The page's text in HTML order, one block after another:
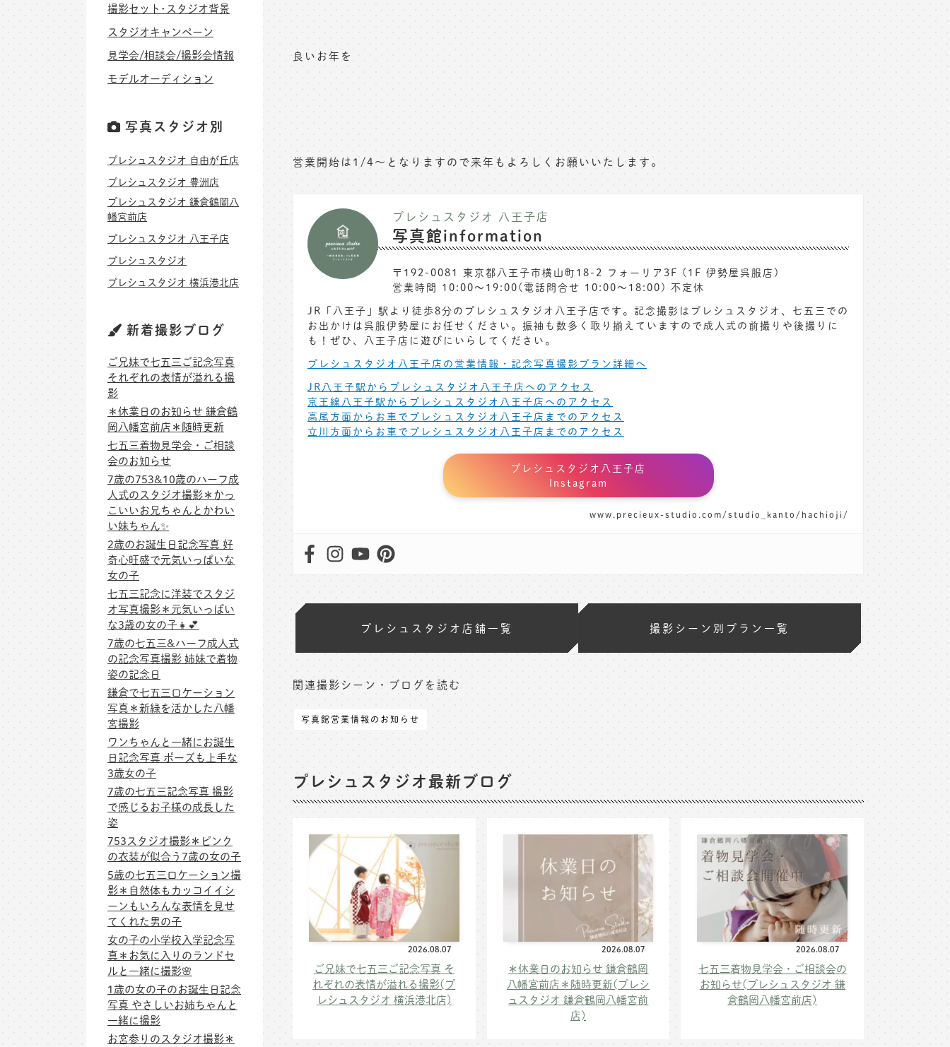
良いお年を
営業開始は1/4〜となりますので来年もよろしくお願いいたします。
プレシュスタジオ 八王子店
写真館information
〒192-0081 東京都八王子市横山町18-2 フォーリア3F (1F 伊勢屋呉服店)
営業時間 10:00〜19:00(電話問合せ 10:00〜18:00) 不定休
JR「八王子」駅より徒歩8分のプレシュスタジオ八王子店です。記念撮影はプレシュスタジオ、七五三での
お出かけは呉服伊勢屋にお任せください。振袖も数多く取り揃えていますので成人式の前撮りや後撮りに
も！ぜひ、八王子店に遊びにいらしてください。
プレシュスタジオ八王子店の営業情報・記念写真撮影プラン詳細へ
JR八王子駅からプレシュスタジオ八王子店へのアクセス
京王線八王子駅からプレシュスタジオ八王子店へのアクセス
高尾方面からお車でプレシュスタジオ八王子店までのアクセス
立川方面からお車でプレシュスタジオ八王子店までのアクセス
プレシュスタジオ八王子店
Instagram
www.precieux-studio.com/studio_kanto/hachioji/
プレシュスタジオ店舗一覧 撮影シーン別プラン一覧
関連撮影シーン・ブログを読む
写真館営業情報のお知らせ
プレシュスタジオ最新ブログ
2026.08.07
ご兄妹で七五三ご記念写真 そ
れぞれの表情が溢れる撮影(プ
レシュスタジオ 横浜港北店)
2026.08.07
＊休業日のお知らせ 鎌倉鶴岡
八幡宮前店＊随時更新(プレシ
ュスタジオ 鎌倉鶴岡八幡宮前
店)
2026.08.07
七五三着物見学会・ご相談会の
お知らせ(プレシュスタジオ 鎌
倉鶴岡八幡宮前店)
撮影セット･スタジオ背景
スタジオキャンペーン
見学会/相談会/撮影会情報
モデルオーディション
写真スタジオ別
プレシュスタジオ 自由が丘店
プレシュスタジオ 豊洲店
プレシュスタジオ 鎌倉鶴岡八
幡宮前店
プレシュスタジオ 八王子店
プレシュスタジオ
プレシュスタジオ 横浜港北店
新着撮影ブログ
ご兄妹で七五三ご記念写真
それぞれの表情が溢れる撮
影
＊休業日のお知らせ 鎌倉鶴
岡八幡宮前店＊随時更新
七五三着物見学会・ご相談
会のお知らせ
7歳の753&10歳のハーフ成
人式のスタジオ撮影＊かっ
こいいお兄ちゃんとかわい
い妹ちゃん✨
2歳のお誕生日記念写真 好
奇心旺盛で元気いっぱいな
女の子
七五三記念に洋装でスタジ
オ写真撮影＊元気いっぱい
な3歳の女の子👧💕
7歳の七五三&ハーフ成人式
の記念写真撮影 姉妹で着物
姿の記念日
鎌倉で七五三ロケーション
写真＊新緑を活かした八幡
宮撮影
ワンちゃんと一緒にお誕生
日記念写真 ポーズも上手な
3歳女の子
7歳の七五三記念写真 撮影
で感じるお子様の成長した
姿
753スタジオ撮影＊ピンク
の衣装が似合う7歳の女の子
5歳の七五三ロケーション撮
影＊自然体もカッコイイシ
ーンもいろんな表情を見せ
てくれた男の子
女の子の小学校入学記念写
真＊お気に入りのランドセ
ルと一緒に撮影🌸
1歳の女の子のお誕生日記念
写真 やさしいお姉ちゃんと
一緒に撮影
お宮参りのスタジオ撮影＊